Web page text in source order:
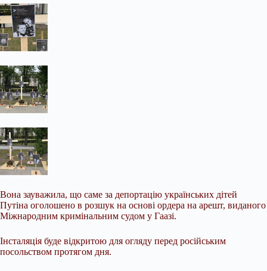
Вона зауважила, що саме за депортацію українських дітей
Путіна оголошено в розшук на основі ордера на арешт, виданого
Міжнародним кримінальним судом у Гаазі.
Інсталяція буде відкритою для огляду перед російським
посольством протягом дня.